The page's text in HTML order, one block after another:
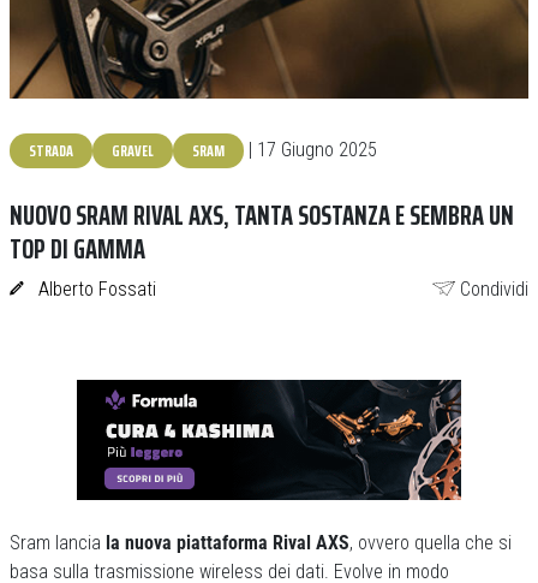
STRADA GRAVEL SRAM | 17 Giugno 2025
NUOVO SRAM RIVAL AXS, TANTA SOSTANZA E SEMBRA UN
TOP DI GAMMA
Alberto Fossati Condividi
Sram lancia la nuova piattaforma Rival AXS, ovvero quella che si
basa sulla trasmissione wireless dei dati. Evolve in modo